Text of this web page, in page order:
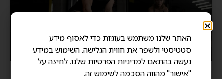
האתר שלנו משתמש בעוגיות כדי לאסוף מידע
סטטיסטי ולשפר את חווית הגלישה. השימוש במידע
נעשה בהתאם למדיניות הפרטיות שלנו. לחיצה על
"אישור" מהווה הסכמה לשימוש זה.